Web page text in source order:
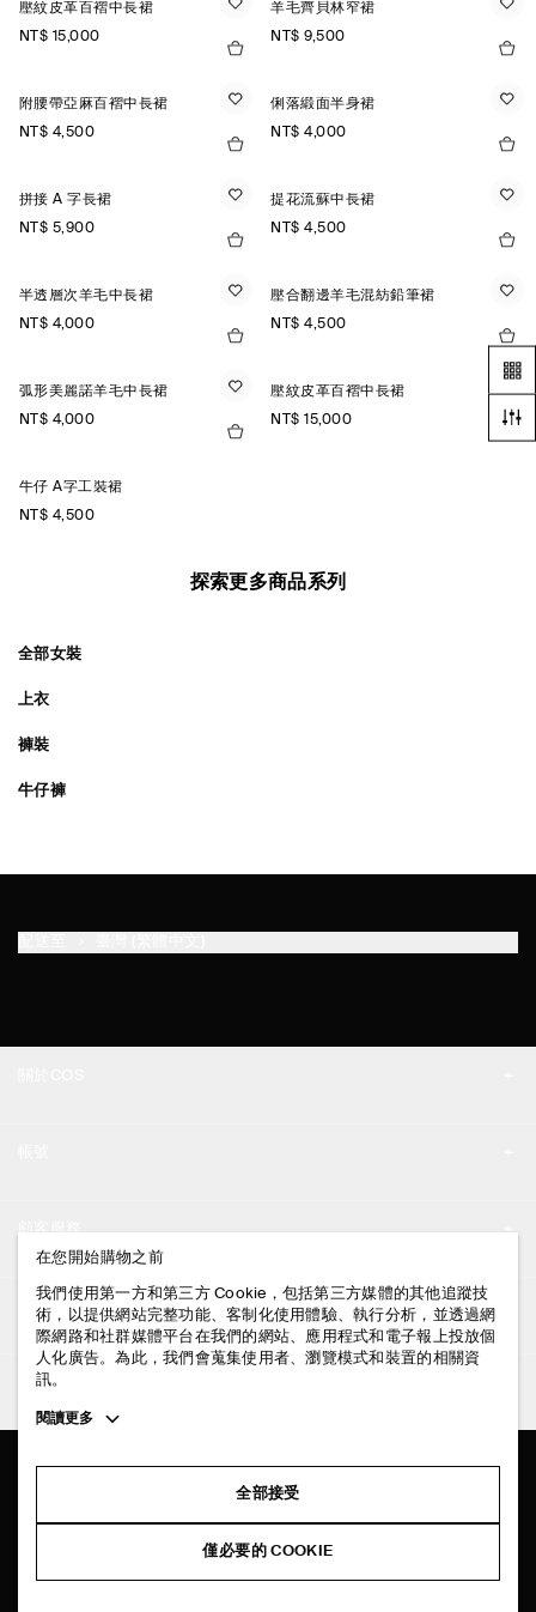
壓紋皮革百褶中長裙
NT$ 15,000
羊毛齊貝林窄裙
NT$ 9,500
附腰帶亞麻百褶中長裙
NT$ 4,500
俐落緞面半身裙
NT$ 4,000
拼接 A 字長裙
NT$ 5,900
提花流蘇中長裙
NT$ 4,500
半透層次羊毛中長裙
NT$ 4,000
壓合翻邊羊毛混紡鉛筆裙
NT$ 4,500
弧形美麗諾羊毛中長裙
NT$ 4,000
壓紋皮革百褶中長裙
NT$ 15,000
牛仔 A字工裝裙
NT$ 4,500
探索更多商品系列
全部女裝
上衣
褲裝
牛仔褲
門市資訊
登入 / 註冊
聯絡我們
配送說明
付款說明
退貨及退款說明
常見問題
法律資訊
隱私權政策
條款與細則
追蹤COS
TIKTOK
在您開始購物之前
我們使用第一方和第三方 Cookie，包括第三方媒體的其他追蹤技
術，以提供網站完整功能、客制化使用體驗、執行分析，並透過網
際網路和社群媒體平台在我們的網站、應用程式和電子報上投放個
人化廣告。為此，我們會蒐集使用者、瀏覽模式和裝置的相關資
訊。
Toggle
閱讀更多
全部接受
僅必要的 COOKIE